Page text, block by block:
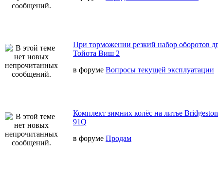
При торможении резкий набор оборотов
Тойота Виш 2
в форуме Вопросы текущей эксплуатации
Комплект зимних колёс на литье
91Q
в форуме Продам